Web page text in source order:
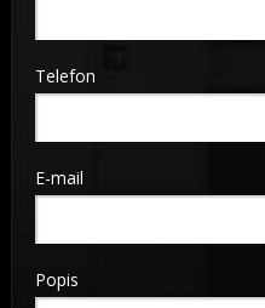
Telefon
E-mail
Popis